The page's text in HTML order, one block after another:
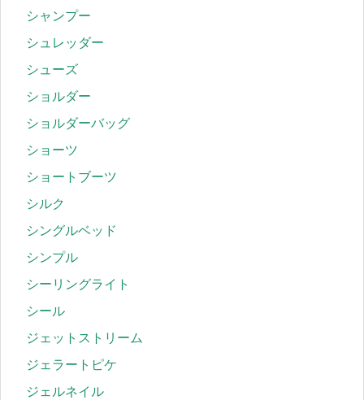
シャンプー
シュレッダー
シューズ
ショルダー
ショルダーバッグ
ショーツ
ショートブーツ
シルク
シングルベッド
シンプル
シーリングライト
シール
ジェットストリーム
ジェラートピケ
ジェルネイル